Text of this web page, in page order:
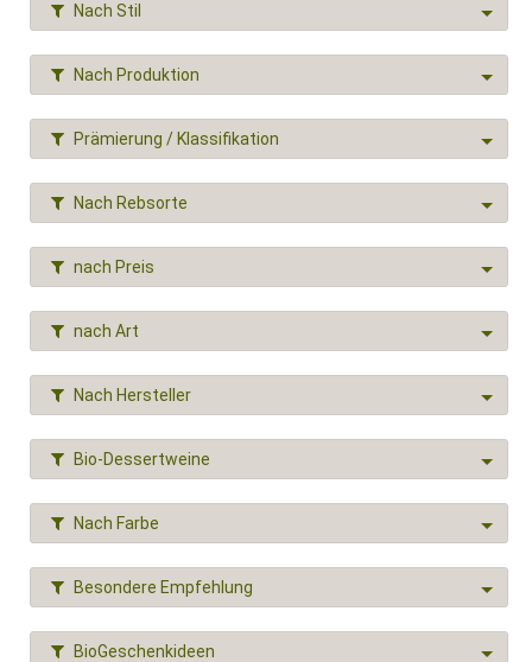
Nach Stil
Nach Produktion
Prämierung / Klassifikation
Nach Rebsorte
nach Preis
nach Art
Nach Hersteller
Bio-Dessertweine
Nach Farbe
Besondere Empfehlung
BioGeschenkideen